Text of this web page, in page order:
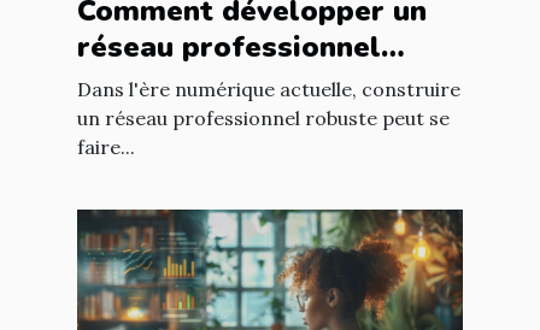
Comment développer un
réseau professionnel
puissant sans quitter
votre domicile
Dans l'ère numérique actuelle, construire
un réseau professionnel robuste peut se
faire...